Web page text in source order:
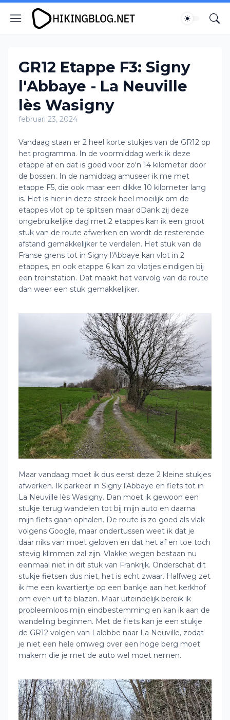
GR12 Etappe F3: Signy
l'Abbaye - La Neuville
lès Wasigny
februari 23, 2024
Vandaag staan er 2 heel korte stukjes van de GR12 op
het programma. In de voormiddag werk ik deze
etappe af en dat is goed voor zo'n 14 kilometer door
de bossen. In de namiddag amuseer ik me met
etappe F5, die ook maar een dikke 10 kilometer lang
is. Het is hier in deze streek heel moeilijk om de
etappes vlot op te splitsen maar dDank zij deze
ongebruikelijke dag met 2 etappes kan ik een groot
stuk van de route afwerken en wordt de resterende
afstand gemakkelijker te verdelen. Het stuk van de
Franse grens tot in Signy l'Abbaye kan vlot in 2
etappes, en ook etappe 6 kan zo vlotjes eindigen bij
een treinstation. Dat maakt het vervolg van de route
dan weer een stuk gemakkelijker.
Maar vandaag moet ik dus eerst deze 2 kleine stukjes
afwerken. Ik parkeer in Signy l'Abbaye en fiets tot in
La Neuville lès Wasigny. Dan moet ik gewoon een
stukje terug wandelen tot bij mijn auto en daarna
mijn fiets gaan ophalen. De route is zo goed als vlak
volgens Google, maar ondertussen weet ik dat je
daar niks van moet geloven en dat het af en toe toch
stevig klimmen zal zijn. Vlakke wegen bestaan nu
eenmaal niet in dit stuk van Frankrijk. Onderschat dit
stukje fietsen dus niet, het is echt zwaar. Halfweg zet
ik me een kwartiertje op een bankje aan het kerkhof
om even uit te blazen. Maar uiteindelijk bereik ik
probleemloos mijn eindbestemming en kan ik aan de
wandeling beginnen. Met de fiets kan je een stukje
de GR12 volgen van Lalobbe naar La Neuville, zodat
je niet een hele omweg over een hoge berg moet
makem die je met de auto wel moet nemen.